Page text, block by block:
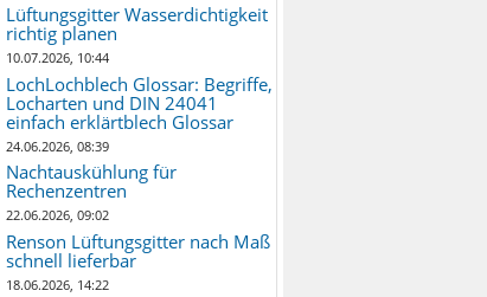
Lüftungsgitter Wasserdichtigkeit
richtig planen
10.07.2026, 10:44
LochLochblech Glossar: Begriffe,
Locharten und DIN 24041
einfach erklärtblech Glossar
24.06.2026, 08:39
Nachtauskühlung für
Rechenzentren
22.06.2026, 09:02
Renson Lüftungsgitter nach Maß
schnell lieferbar
18.06.2026, 14:22